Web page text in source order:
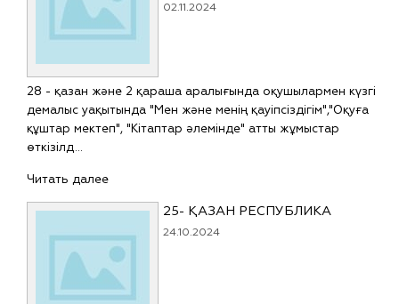
02.11.2024
28 - қазан және 2 қараша аралығында оқушылармен күзгі
демалыс уақытында "Мен және менің қауіпсіздігім","Оқуға
құштар мектеп", "Кітаптар әлемінде" атты жұмыстар
өткізілд…
Читать далее
25- ҚАЗАН РЕСПУБЛИКА
24.10.2024